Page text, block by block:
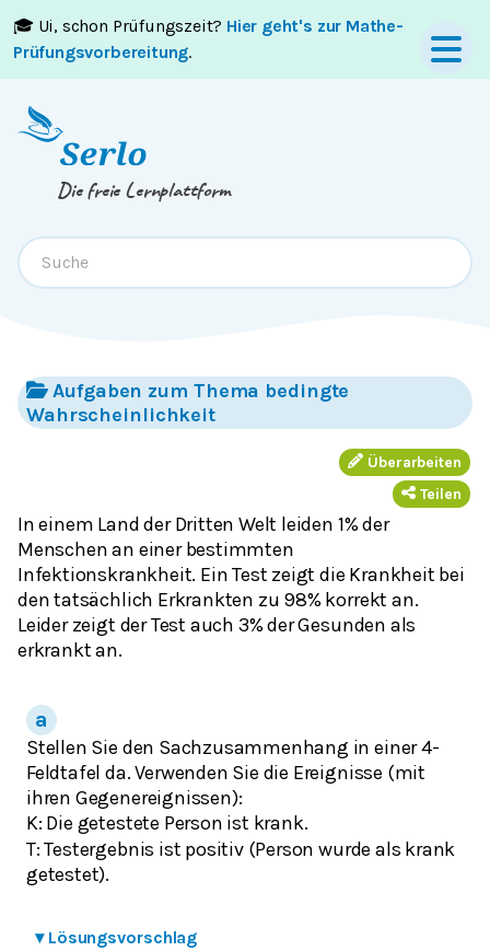
🎓 Ui, schon Prüfungszeit? Hier geht's zur Mathe-
Prüfungsvorbereitung.
Springe zumInhaltoderFooter
Die freie Lernplattform
Aufgaben zum Thema bedingte
Wahrscheinlichkeit
Überarbeiten
Teilen
In einem Land der Dritten Welt leiden 1% der
Menschen an einer bestimmten
Infektionskrankheit. Ein Test zeigt die Krankheit bei
den tatsächlich Erkrankten zu 98% korrekt an.
Leider zeigt der Test auch 3% der Gesunden als
erkrankt an.
Stellen Sie den Sachzusammenhang in einer 4-
Feldtafel da. Verwenden Sie die Ereignisse (mit
ihren Gegenereignissen):
K: Die getestete Person ist krank.
T: Testergebnis ist positiv (Person wurde als krank
getestet).
▾ Lösungsvorschlag